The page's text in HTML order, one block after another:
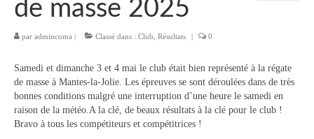
l’Aviron
Le jargon
Le matériel
de masse 2025
par admincoma | Classé dans : Club Résultats | 0
Samedi et dimanche 3 et 4 mai le club était bien représenté à la régate
de masse à Mantes-la-Jolie. Les épreuves se sont déroulées dans de très
bonnes conditions malgré une interruption d’une heure le samedi en
raison de la météo.A la clé, de beaux résultats à la clé pour le club !
Bravo à tous les compétiteurs et compétitrices !